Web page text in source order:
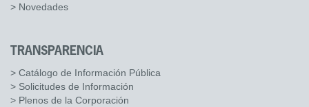
> Novedades
TRANSPARENCIA
> Catálogo de Información Pública
> Solicitudes de Información
> Plenos de la Corporación